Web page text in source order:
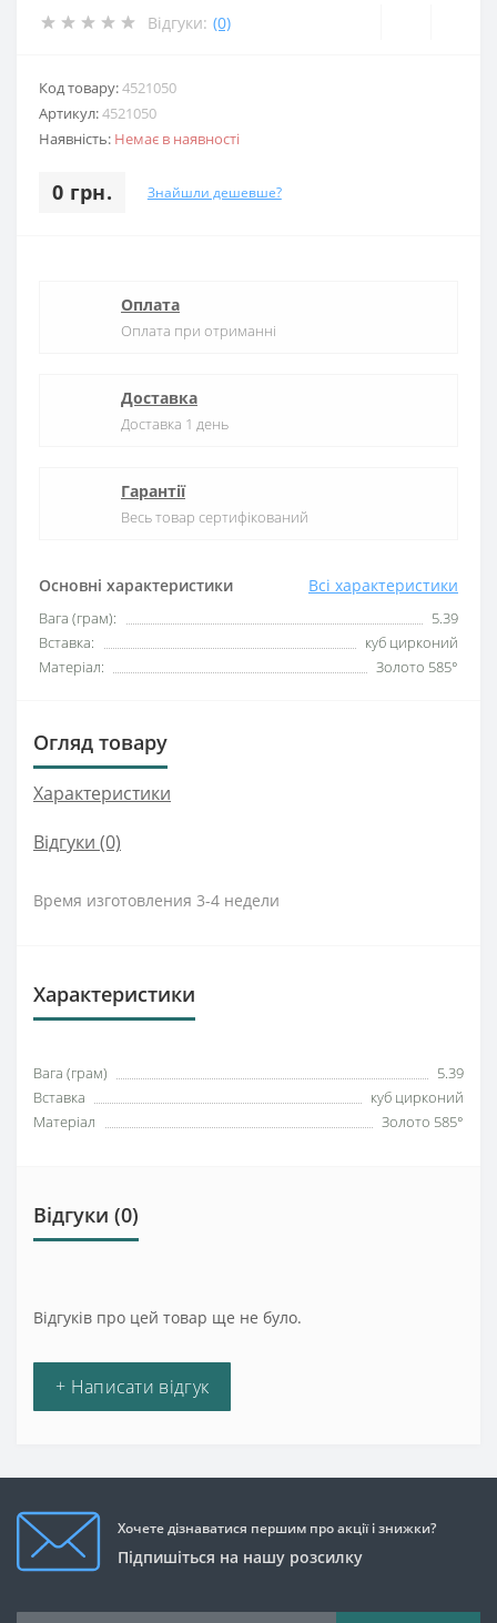
Відгуки: (0)
Код товару:4521050
Артикул:4521050
Наявність: Немає в наявності
0 грн. Знайшли дешевше?
Основні характеристики Всі характеристики
Вага (грам):
5.39
Вставка:
куб цирконий
Матеріал:
Золото 585°
Оплата
Оплата при отриманні
Доставка
Доставка 1 день
Гарантії
Весь товар сертифікований
Огляд товару
Характеристики
Відгуки (0)
Время изготовления 3-4 недели
Характеристики
Вага (грам)
5.39
Вставка
куб цирконий
Матеріал
Золото 585°
Відгуки (0)
Відгуків про цей товар ще не було.
+ Написати відгук
Хочете дізнаватися першим про акції і знижки?
Підпишіться на нашу розсилку